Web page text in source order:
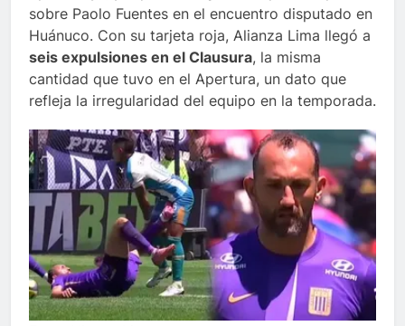
sobre Paolo Fuentes en el encuentro disputado en
Huánuco. Con su tarjeta roja, Alianza Lima llegó a
seis expulsiones en el Clausura, la misma
cantidad que tuvo en el Apertura, un dato que
refleja la irregularidad del equipo en la temporada.